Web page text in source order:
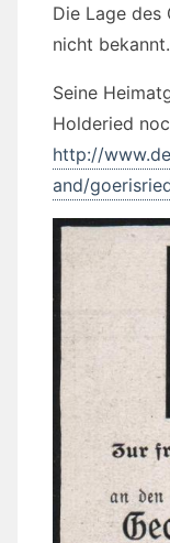
Die Lage des
nicht bekannt.
Seine
Holderied
http://
and/